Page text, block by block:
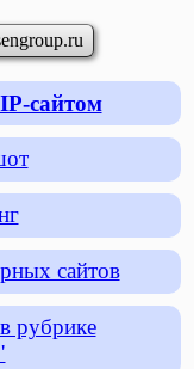
сайтом
сайтов
рубрике